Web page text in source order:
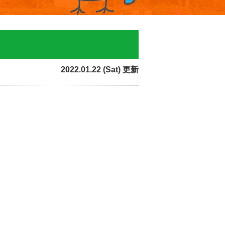
2022.01.22 (Sat) 更新